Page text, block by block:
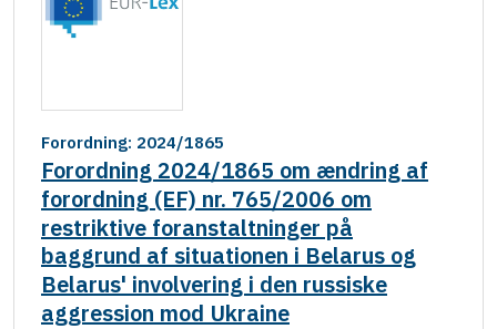
Forordning: 2024/1865
Forordning 2024/1865 om ændring af
forordning (EF) nr. 765/2006 om
restriktive foranstaltninger på
baggrund af situationen i Belarus og
Belarus' involvering i den russiske
aggression mod Ukraine